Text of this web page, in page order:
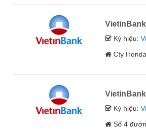
Ký hiệu:
Cty
Ký hiệu:
Số 4